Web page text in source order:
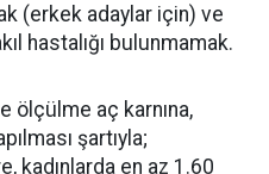
(erkek adaylar için) ve
hastalığı bulunmamak.
ölçülme aç karnına,
şartıyla;
kadınlarda en az 1.60